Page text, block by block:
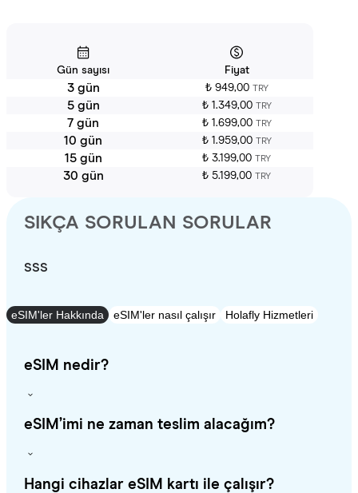
Gün sayısı Fiyat
3 gün ₺ 949,00 TRY
5 gün ₺ 1.349,00 TRY
7 gün ₺ 1.699,00 TRY
10 gün ₺ 1.959,00 TRY
15 gün ₺ 3.199,00 TRY
30 gün ₺ 5.199,00 TRY
SIKÇA SORULAN SORULAR
SSS
eSIM'ler Hakkında eSIM'ler nasıl çalışır Holafly Hizmetleri
eSIM nedir?
eSIM’imi ne zaman teslim alacağım?
Hangi cihazlar eSIM kartı ile çalışır?